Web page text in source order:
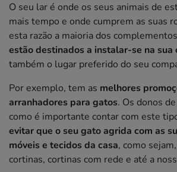
O seu lar é onde os seus animais de
mais tempo e onde cumprem as suas
esta razão a maioria dos
estão destinados a instalar-se na sua
também o lugar preferido do seu
Por exemplo, tem as melhores
arranhadores para gatos. Os donos
como é importante contar com este
evitar que o seu gato agrida com as
móveis e tecidos da casa, como
cortinas, cortinas com rede e até a